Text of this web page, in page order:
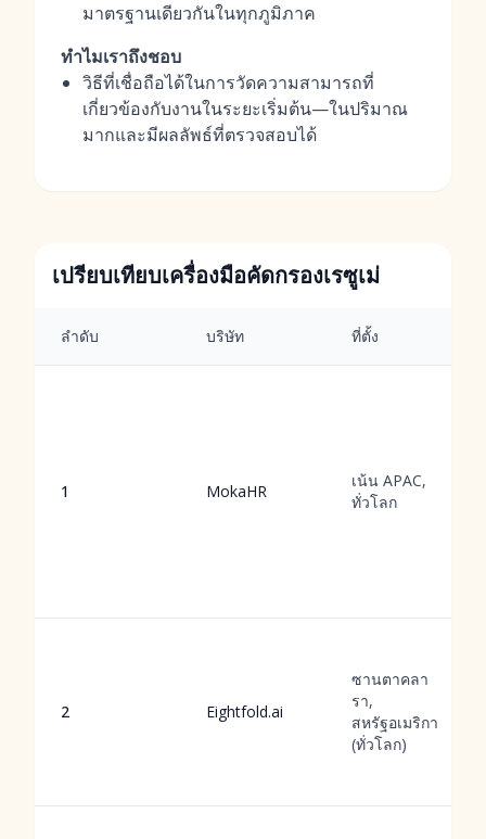
มาตรฐานเดียวกันในทุกภูมิภาค
ทำไมเราถึงชอบ
วิธีที่เชื่อถือได้ในการวัดความสามารถที่
เกี่ยวข้องกับงานในระยะเริ่มต้น—ในปริมาณ
มากและมีผลลัพธ์ที่ตรวจสอบได้
เปรียบเทียบเครื่องมือคัดกรองเรซูเม่
ลำดับ บริษัท ที่ตั้ง
1 MokaHR
เน้น APAC,
ทั่วโลก
2 Eightfold.ai
ซานตาคลา
รา,
สหรัฐอเมริกา
(ทั่วโลก)